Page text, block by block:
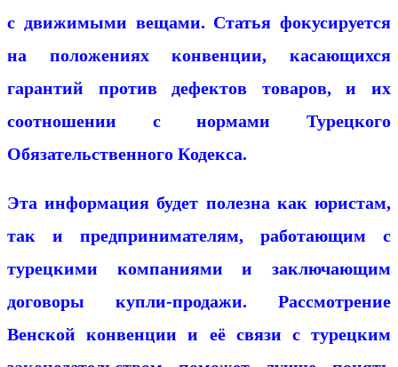
с движимыми вещами. Статья фокусируется
на положениях конвенции, касающихся
гарантий против дефектов товаров, и их
соотношении с нормами Турецкого
Обязательственного Кодекса.
Эта информация будет полезна как юристам,
так и предпринимателям, работающим с
турецкими компаниями и заключающим
договоры купли-продажи. Рассмотрение
Венской конвенции и её связи с турецким